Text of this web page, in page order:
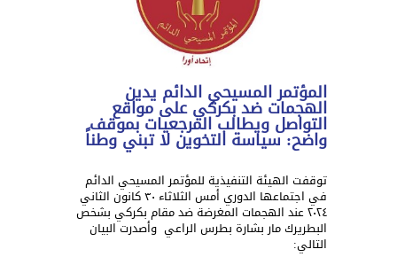
المؤتمر المسيحي الدائم يدين
الهجمات ضد بكركي على مواقع
التواصل ويطالب المرجعيات بموقف
واضح: سياسة التخوين لا تبني وطناً
توقفت الهيئة التنفيذية للمؤتمر المسيحي الدائم
في اجتماعها الدوري أمس الثلاثاء ٣٠ كانون الثاني
٢٠٢٤ عند الهجمات المغرضة ضد مقام بكركي بشخص
البطريرك مار بشارة بطرس الراعي وأصدرت البيان
التالي: